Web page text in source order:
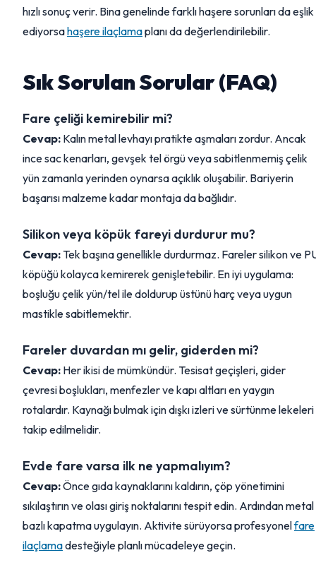
hızlı sonuç verir. Bina genelinde farklı haşere sorunları da eşlik
ediyorsahaşere ilaçlamaplanı da değerlendirilebilir.
Sık Sorulan Sorular (FAQ)
Fare çeliği kemirebilir mi?
Cevap: Kalın metal levhayı pratikte aşmaları zordur. Ancak
ince sac kenarları, gevşek tel örgü veya sabitlenmemiş çelik
yün zamanla yerinden oynarsa açıklık oluşabilir. Bariyerin
başarısı malzeme kadar montaja da bağlıdır.
Silikon veya köpük fareyi durdurur mu?
Cevap: Tek başına genellikle durdurmaz. Fareler silikon ve
köpüğü kolayca kemirerek genişletebilir. En iyi uygulama:
boşluğu çelik yün/tel ile doldurup üstünü harç veya uygun
mastikle sabitlemektir.
Fareler duvardan mı gelir, giderden mi?
Cevap: Her ikisi de mümkündür. Tesisat geçişleri, gider
çevresi boşlukları, menfezler ve kapı altları en yaygın
rotalardır. Kaynağı bulmak için dışkı izleri ve sürtünme lekeleri
takip edilmelidir.
Evde fare varsa ilk ne yapmalıyım?
Cevap:Önce gıda kaynaklarını kaldırın, çöp yönetimini
sıkılaştırın ve olası giriş noktalarını tespit edin. Ardından metal
bazlı kapatma uygulayın. Aktivite sürüyorsa profesyonelfare
ilaçlamadesteğiyle planlı mücadeleye geçin.